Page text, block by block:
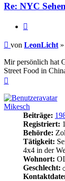
Re: NYC
Beitrag
von LeonLicht »
Mir persönlich hat
Street Food in
Mikesch
Beiträge:
Registriert:
Behörde:
Tätigkeit:
4x4 in der
Wohnort:
Geschlecht: